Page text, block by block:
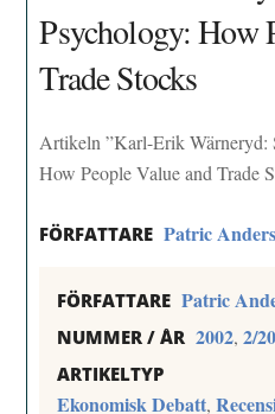
Psychology: How
Trade Stocks
Artikeln ”Karl-Erik Wärneryd:
How People Value and Trade
FÖRFATTARE Patric
FÖRFATTARE Patric
NUMMER / ÅR 2002,2/
ARTIKELTYP
Ekonomisk Debatt,